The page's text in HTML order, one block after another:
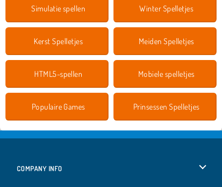
Simulatie spellen Winter Spelletjes
Kerst Spelletjes Meiden Spelletjes
HTML5-spellen Mobiele spelletjes
Populaire Games Prinsessen Spelletjes
COMPANY INFO